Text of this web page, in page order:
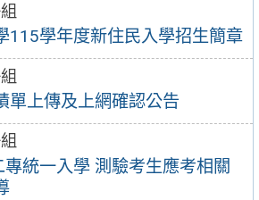
115學年度新住民入學招生簡章
單上傳及上網確認公告
統一入學 測驗考生應考相關